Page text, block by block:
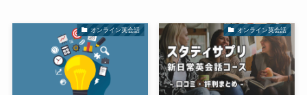
オンライン英会話 オンライン英会話